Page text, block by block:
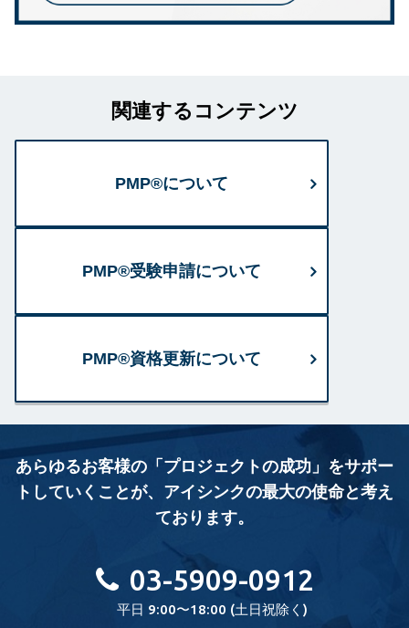
関連するコンテンツ
PMP®について
PMP®受験申請について
PMP®資格更新について
あらゆるお客様の「プロジェクトの成功」をサポー
トしていくことが、 アイシンクの最大の使命と考え
ております。
03-5909-0912
平日 9:00〜18:00 (土日祝除く)